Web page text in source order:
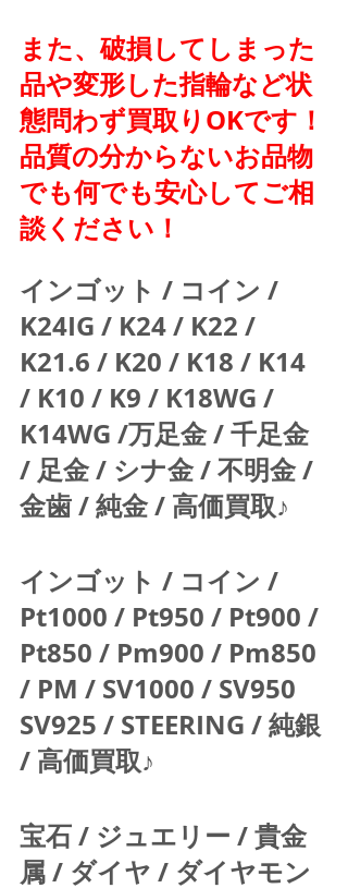
また、破損してしまった
品や変形した指輪など状
態問わず買取りOKです！
品質の分からないお品物
でも何でも安心してご相
談ください！
インゴット / コイン /
K24IG / K24 / K22 /
K21.6 / K20 / K18 / K14
/ K10 / K9 / K18WG /
K14WG /万足金 / 千足金
/ 足金 / シナ金 / 不明金 /
金歯 / 純金 / 高価買取♪
インゴット / コイン /
Pt1000 / Pt950 / Pt900 /
Pt850 / Pm900 / Pm850
/ PM / SV1000 / SV950
SV925 / STEERING / 純銀
/ 高価買取♪
宝石 / ジュエリー / 貴金
属 / ダイヤ / ダイヤモン